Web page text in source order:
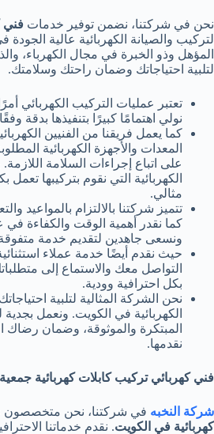
نحن في شركتنا، نضمن توفير خدمات فني
لتركيب والصيانة الكهربائية عالية الجودة
المؤهل وذو الخبرة في مجال الكهرباء،
لتلبية احتياجاتك وضمان راحتك وسلامتك.
تعتبر عمليات التركيب الكهربائي
نولي اهتمامًا كبيرًا بتنفيذها بدقة
كما يعمل فريقنا من الفنيين
المعدات والأجهزة الكهربائية
على اتباع إجراءات السلامة
الكهربائية التي نقوم بتركيبها
مثالي.
تتميز شركتنا بالالتزام بالمواعيد
كما نقدر أهمية الوقت والكفاءة في
ونسعى جاهدين لتقديم خدمة متفوقة
حيث نقدم أيضًا خدمة عملاء
التواصل معك والاستماع إلى
بكل احترافية وودية.
نحن الشركة المثالية لتلبية
الكهربائية في الكويت. ونعمل بجدية
المبتكرة والموثوقة، وضمان رضاك
نقدمها.
فني كهربائي تركيب كابلات كهربائية
شركة النخبه في شركتنا، نحن
كهربائية في الكويت. نقدم خدماتنا